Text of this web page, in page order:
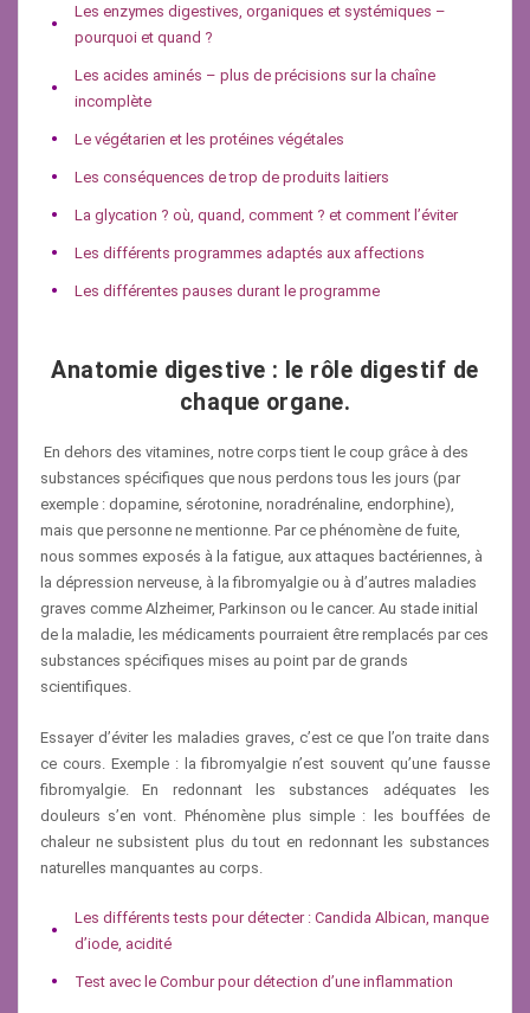
Les enzymes digestives, organiques et systémiques –
pourquoi et quand ?
Les acides aminés – plus de précisions sur la chaîne
incomplète
Le végétarien et les protéines végétales
Les conséquences de trop de produits laitiers
La glycation ? où, quand, comment ? et comment l’éviter
Les différents programmes adaptés aux affections
Les différentes pauses durant le programme
Anatomie digestive : le rôle digestif de
chaque organe.
En dehors des vitamines, notre corps tient le coup grâce à des
substances spécifiques que nous perdons tous les jours (par
exemple : dopamine, sérotonine, noradrénaline, endorphine),
mais que personne ne mentionne. Par ce phénomène de fuite,
nous sommes exposés à la fatigue, aux attaques bactériennes, à
la dépression nerveuse, à la fibromyalgie ou à d’autres maladies
graves comme Alzheimer, Parkinson ou le cancer. Au stade initial
de la maladie, les médicaments pourraient être remplacés par ces
substances spécifiques mises au point par de grands
scientifiques.
Essayer d’éviter les maladies graves, c’est ce que l’on traite dans
ce cours. Exemple : la fibromyalgie n’est souvent qu’une fausse
fibromyalgie. En redonnant les substances adéquates les
douleurs s’en vont. Phénomène plus simple : les bouffées de
chaleur ne subsistent plus du tout en redonnant les substances
naturelles manquantes au corps.
Les différents tests pour détecter : Candida Albican, manque
d’iode, acidité
Test avec le Combur pour détection d’une inflammation